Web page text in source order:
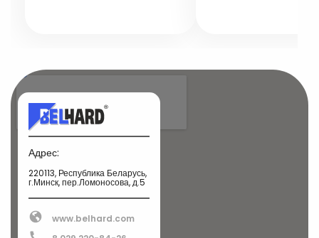
Адрес:
220113, Республика Беларусь,
г.Минск, пер.Ломоносова, д.5
www.belhard.com